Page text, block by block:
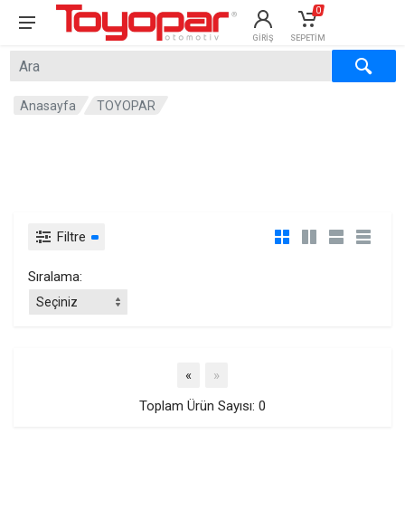
GIRIŞ
0
SEPETIM
×
×
Anasayfa TOYOPAR
Filtre
Sıralama:
« Previous
»
Toplam Ürün Sayısı: 0